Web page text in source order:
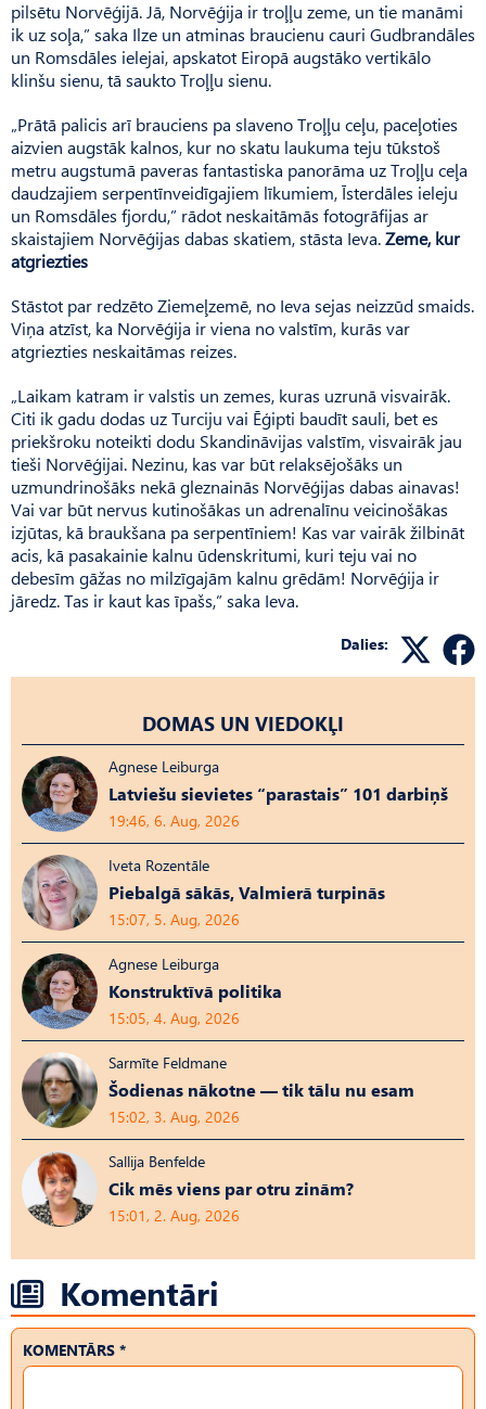
pilsētu Norvēģijā. Jā, Norvēģija ir troļļu zeme, un tie manāmi
ik uz soļa,” saka Ilze un atminas braucienu cauri Gudbrandāles
un Romsdāles ielejai, apskatot Eiropā augstāko vertikālo
klinšu sienu, tā saukto Troļļu sienu.
„Prātā palicis arī brauciens pa slaveno Troļļu ceļu, paceļoties
aizvien augstāk kalnos, kur no skatu laukuma teju tūkstoš
metru augstumā paveras fantastiska panorāma uz Troļļu ceļa
daudzajiem serpentīnveidīgajiem līkumiem, Īsterdāles ieleju
un Romsdāles fjordu,” rādot neskaitāmās fotogrāfijas ar
skaistajiem Norvēģijas dabas skatiem, stāsta Ieva.Zeme, kur
atgriezties
Stāstot par redzēto Ziemeļzemē, no Ieva sejas neizzūd smaids.
Viņa atzīst, ka Norvēģija ir viena no valstīm, kurās var
atgriezties neskaitāmas reizes.
„Laikam katram ir valstis un zemes, kuras uzrunā visvairāk.
Citi ik gadu dodas uz Turciju vai Ēģipti baudīt sauli, bet es
priekšroku noteikti dodu Skandināvijas valstīm, visvairāk jau
tieši Norvēģijai. Nezinu, kas var būt relaksējošāks un
uzmundrinošāks nekā gleznainās Norvēģijas dabas ainavas!
Vai var būt nervus kutinošākas un adrenalīnu veicinošākas
izjūtas, kā braukšana pa serpentīniem! Kas var vairāk žilbināt
acis, kā pasakainie kalnu ūdenskritumi, kuri teju vai no
debesīm gāžas no milzīgajām kalnu grēdām! Norvēģija ir
jāredz. Tas ir kaut kas īpašs,” saka Ieva.
Dalies:
DOMAS UN VIEDOKĻI
Agnese Leiburga
Latviešu sievietes “parastais” 101 darbiņš
19:46, 6. Aug, 2026
Iveta Rozentāle
Piebalgā sākās, Valmierā turpinās
15:07, 5. Aug, 2026
Agnese Leiburga
Konstruktīvā politika
15:05, 4. Aug, 2026
Sarmīte Feldmane
Šodienas nākotne — tik tālu nu esam
15:02, 3. Aug, 2026
Sallija Benfelde
Cik mēs viens par otru zinām?
15:01, 2. Aug, 2026
Komentāri
KOMENTĀRS *